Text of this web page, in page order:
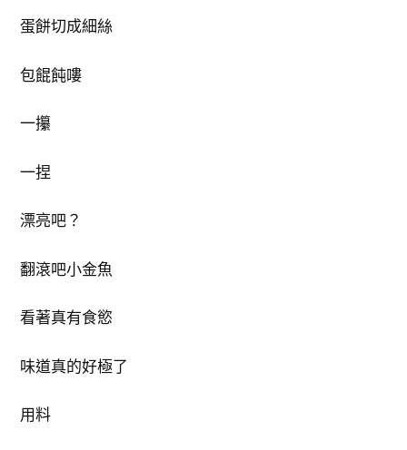
蛋餅切成細絲
包餛飩嘍
一攥
一捏
漂亮吧？
翻滾吧小金魚
看著真有食慾
味道真的好極了
用料